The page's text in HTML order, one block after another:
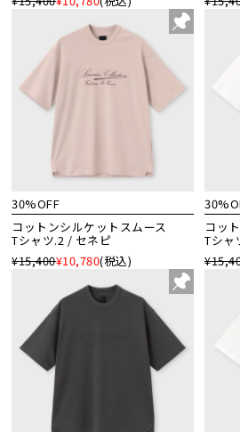
30%OFF
コットンシルケットスムース
Tシャツ.2 / セネピ
¥15,400¥10,780(税込)
コッ
Tシャ